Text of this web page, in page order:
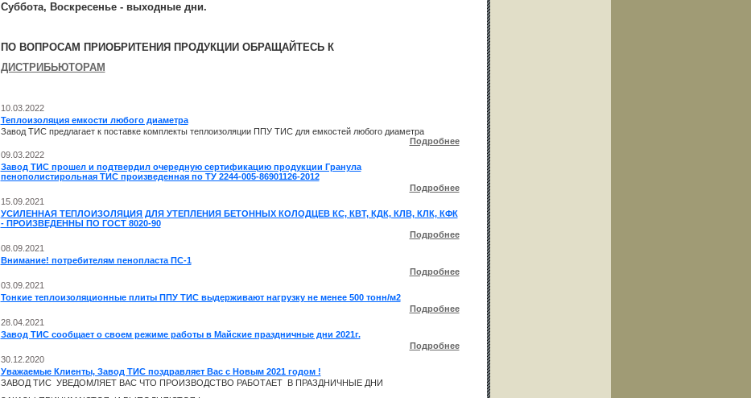
Суббота, Воскресенье - выходные дни.
ПО ВОПРОСАМ ПРИОБРИТЕНИЯ ПРОДУКЦИИ ОБРАЩАЙТЕСЬ К
ДИСТРИБЬЮТОРАМ
10.03.2022
Теплоизоляция емкости любого диаметра
Завод ТИС предлагает к поставке комплекты теплоизоляции ППУ ТИС для емкостей любого диаметра
Подробнее
09.03.2022
Завод ТИС прошел и подтвердил очередную сертификацию продукции Гранула
пенополистирольная ТИС произведенная по ТУ 2244-005-86901126-2012
Подробнее
15.09.2021
УСИЛЕННАЯ ТЕПЛОИЗОЛЯЦИЯ ДЛЯ УТЕПЛЕНИЯ БЕТОННЫХ КОЛОДЦЕВ КС, КВТ, КДК, КЛВ, КЛК, КФК
- ПРОИЗВЕДЕННЫ ПО ГОСТ 8020-90
Подробнее
08.09.2021
Внимание! потребителям пенопласта ПС-1
Подробнее
03.09.2021
Тонкие теплоизоляционные плиты ППУ ТИС выдерживают нагрузку не менее 500 тонн/м2
Подробнее
28.04.2021
Завод ТИС сообщает о своем режиме работы в Майские праздничные дни 2021г.
Подробнее
30.12.2020
Уважаемые Клиенты, Завод ТИС поздравляет Вас с Новым 2021 годом !
ЗАВОД ТИС УВЕДОМЛЯЕТ ВАС ЧТО ПРОИЗВОДСТВО РАБОТАЕТ В ПРАЗДНИЧНЫЕ ДНИ